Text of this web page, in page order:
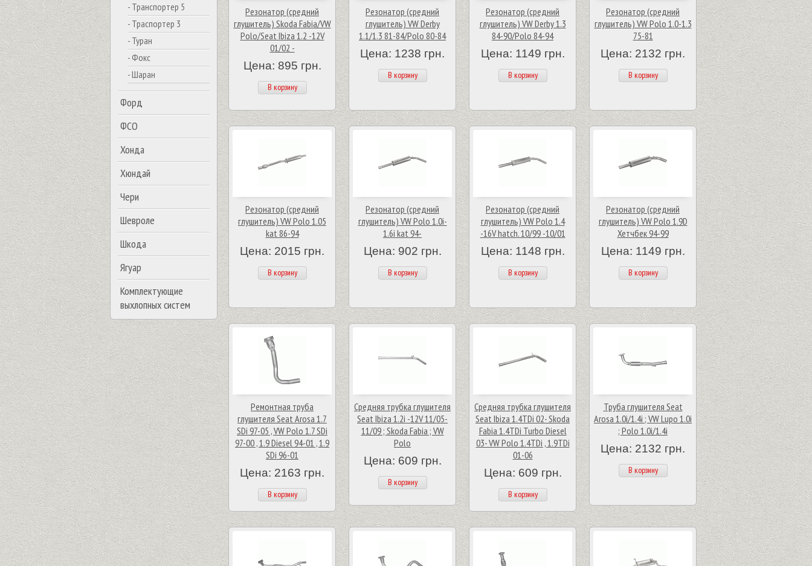
- Транспортер 5
- Траспортер 3
- Туран
- Фокс
- Шаран
Форд
ФСО
Хонда
Хюндай
Чери
Шевроле
Шкода
Ягуар
Комплектующие
выхлопных систем
Резонатор (средний
глушитель) Skoda Fabia/VW
Polo/Seat Ibiza 1.2 -12V
01/02 -
Цена: 895 грн.
В корзину
Резонатор (средний
глушитель) VW Derby
1.1/1.3 81-84/Polo 80-84
Цена: 1238 грн.
В корзину
Резонатор (средний
глушитель) VW Derby 1.3
84-90/Polo 84-94
Цена: 1149 грн.
В корзину
Резонатор (средний
глушитель) VW Polo 1.0-1.3
75-81
Цена: 2132 грн.
В корзину
Резонатор (средний
глушитель) VW Polo 1.05
kat 86-94
Цена: 2015 грн.
В корзину
Резонатор (средний
глушитель) VW Polo 1.0i-
1.6i kat 94-
Цена: 902 грн.
В корзину
Резонатор (средний
глушитель) VW Polo 1.4
-16V hatch. 10/99 -10/01
Цена: 1148 грн.
В корзину
Резонатор (средний
глушитель) VW Polo 1.9D
Хетчбек 94-99
Цена: 1149 грн.
В корзину
Ремонтная труба
глушителя Seat Arosa 1.7
SDi 97-05 , VW Polo 1.7 SDi
97-00 , 1.9 Diesel 94-01 , 1.9
SDi 96-01
Цена: 2163 грн.
В корзину
Средняя трубка глушителя
Seat Ibiza 1.2i -12V 11/05-
11/09 ; Skoda Fabia ; VW
Polo
Цена: 609 грн.
В корзину
Средняя трубка глушителя
Seat Ibiza 1.4TDi 02- Skoda
Fabia 1.4TDi Turbo Diesel
03- VW Polo 1.4TDi , 1.9TDi
01-06
Цена: 609 грн.
В корзину
Труба глушителя Seat
Arosa 1.0i/1.4i ; VW Lupo 1.0i
; Polo 1.0i/1.4i
Цена: 2132 грн.
В корзину